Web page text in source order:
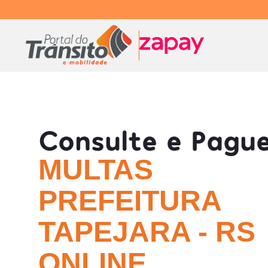
Consulte e
MULTAS
PREFEITURA
TAPEJARA - RS